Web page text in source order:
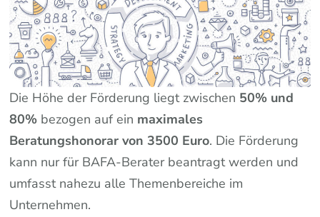
Die Höhe der Förderung liegt zwischen 50% und
80% bezogen auf ein maximales
Beratungshonorar von 3500 Euro. Die Förderung
kann nur für BAFA-Berater beantragt werden und
umfasst nahezu alle Themenbereiche im
Unternehmen.